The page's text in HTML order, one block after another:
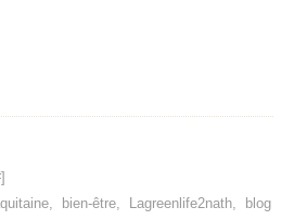
]
, bien-être, Lagreenlife2nath,
blog